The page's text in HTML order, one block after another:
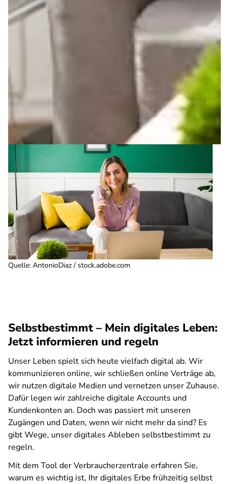
Quelle: AntonioDiaz / stock.adobe.com
Selbstbestimmt – Mein digitales Leben:
Jetzt informieren und regeln
Unser Leben spielt sich heute vielfach digital ab. Wir
kommunizieren online, wir schließen online Verträge ab,
wir nutzen digitale Medien und vernetzen unser Zuhause.
Dafür legen wir zahlreiche digitale Accounts und
Kundenkonten an. Doch was passiert mit unseren
Zugängen und Daten, wenn wir nicht mehr da sind? Es
gibt Wege, unser digitales Ableben selbstbestimmt zu
regeln.
Mit dem Tool der Verbraucherzentrale erfahren Sie,
warum es wichtig ist, Ihr digitales Erbe frühzeitig selbst